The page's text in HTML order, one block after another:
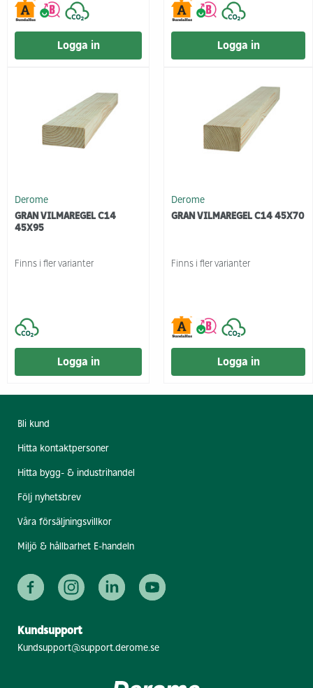
Logga in Logga in
Derome
GRAN VILMAREGEL C14
45X95
Finns i fler varianter
Logga in
Derome
GRAN VILMAREGEL C14 45X70
Finns i fler varianter
Logga in
Bli kund
Hitta kontaktpersoner
Hitta bygg- & industrihandel
Följ nyhetsbrev
Våra försäljningsvillkor
Miljö & hållbarhet E-handeln
Kundsupport
Kundsupport@support.derome.se